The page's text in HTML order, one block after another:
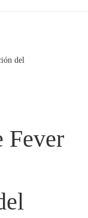
del
Fever